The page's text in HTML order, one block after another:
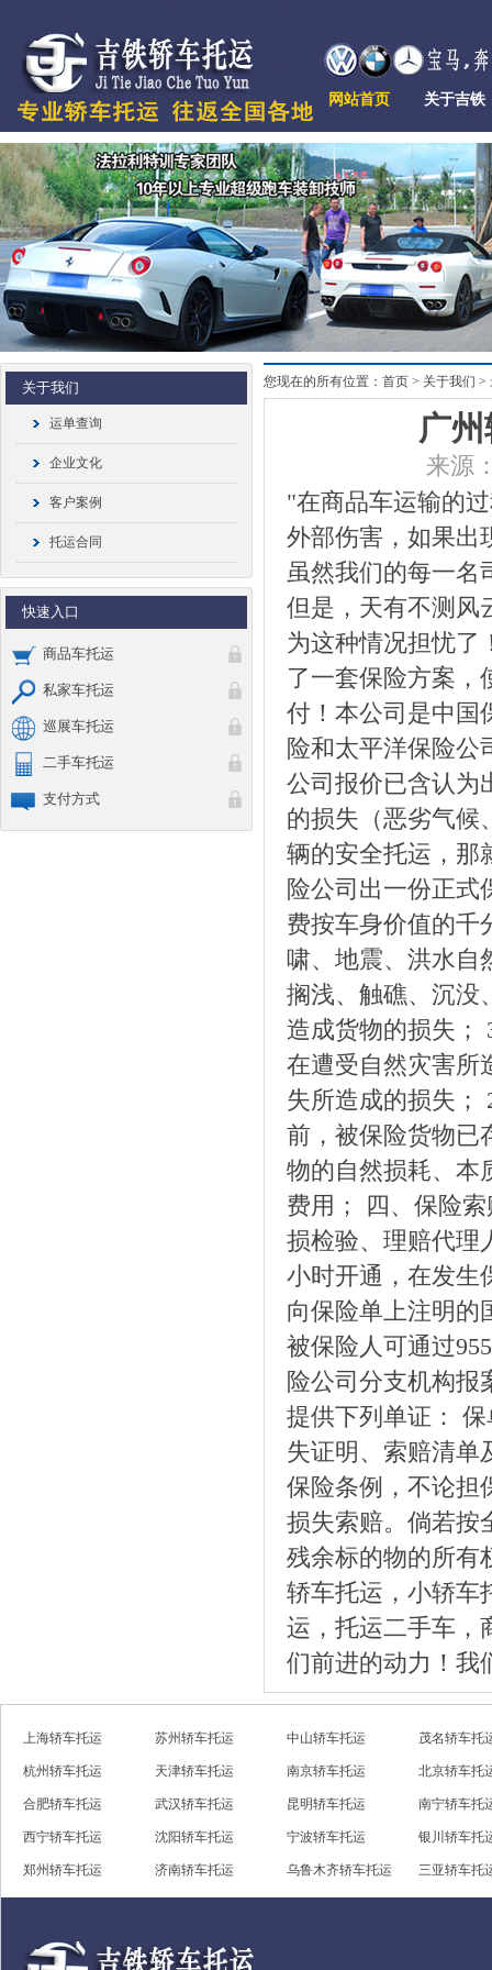
网站首页 关于吉铁
关于我们
运单查询
企业文化
客户案例
托运合同
快速入口
商品车托运
私家车托运
巡展车托运
二手车托运
支付方式
您现在的所有位置：首页 > 关于我们 >
广
来源
"在商品车运输的
外部伤害，如果出
虽然我们的每一名
但是，天有不测风
为这种情况担忧了
了一套保险方案，
付！本公司是中国
险和太平洋保险公
公司报价已含认为
的损失（恶劣气候
辆的安全托运，那
险公司出一份正式
费按车身价值的千
啸、地震、洪水自
搁浅、触礁、沉没
造成货物的损失；
在遭受自然灾害所
失所造成的损失；
前，被保险货物已
物的自然损耗、本
费用； 四、保险
损检验、理赔代理
小时开通，在发生
向保险单上注明的
被保险人可通过
险公司分支机构报
提供下列单证：
失证明、索赔清单
保险条例，不论担
损失索赔。倘若按
残余标的物的所有
轿车托运，小轿车
运，托运二手车，
们前进的动力！我
上海轿车托运 苏州轿车托运 中山轿车托运 茂名轿车托
杭州轿车托运 天津轿车托运 南京轿车托运 北京轿车托
合肥轿车托运 武汉轿车托运 昆明轿车托运 南宁轿车托
西宁轿车托运 沈阳轿车托运 宁波轿车托运 银川轿车托
郑州轿车托运 济南轿车托运 乌鲁木齐轿车托运 三亚轿车托